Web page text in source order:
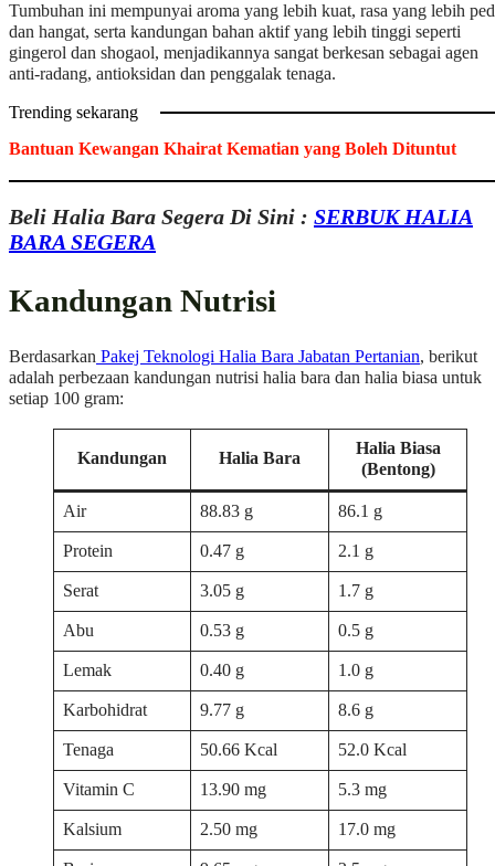
Tumbuhan ini mempunyai aroma yang lebih kuat, rasa yang lebih
dan hangat, serta kandungan bahan aktif yang lebih tinggi seperti
gingerol dan shogaol, menjadikannya sangat berkesan sebagai agen
anti-radang, antioksidan dan penggalak tenaga.
Trending sekarang
Bantuan Kewangan Khairat Kematian yang Boleh Dituntut
Beli Halia Bara Segera Di Sini : SERBUK HALIA
BARA SEGERA
Kandungan Nutrisi
Berdasarkan Pakej Teknologi Halia Bara Jabatan Pertanian, berikut
adalah perbezaan kandungan nutrisi halia bara dan halia biasa untuk
setiap 100 gram:
Kandungan Halia Bara
Halia Biasa
(Bentong)
Air 88.83 g
86.1 g
Protein
0.47 g
2.1 g
Serat
3.05 g
1.7 g
Abu
0.53 g
0.5 g
Lemak
0.40 g
1.0 g
Karbohidrat
9.77 g
8.6 g
Tenaga
50.66 Kcal
52.0 Kcal
Vitamin C
13.90 mg
5.3 mg
Kalsium
2.50 mg
17.0 mg